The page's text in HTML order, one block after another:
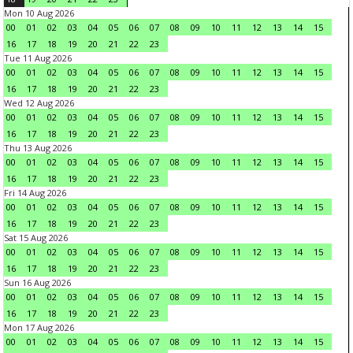
Mon 10 Aug 2026
00
01 02 03 04 05 06 07 08 09 10 11 12 13 14
15
16
17 18 19 20 21 22
23
Tue 11 Aug 2026
00
01 02 03 04 05 06 07 08 09 10 11 12 13 14
15
16
17 18 19 20 21 22
23
Wed 12 Aug 2026
00
01 02 03 04 05 06 07 08 09 10 11 12 13 14
15
16
17 18 19 20 21 22
23
Thu 13 Aug 2026
00
01 02 03 04 05 06 07 08 09 10 11 12 13 14
15
16
17 18 19 20 21 22
23
Fri 14 Aug 2026
00
01 02 03 04 05 06 07 08 09 10 11 12 13 14
15
16
17 18 19 20 21 22
23
Sat 15 Aug 2026
00
01 02 03 04 05 06 07 08 09 10 11 12 13 14
15
16
17 18 19 20 21 22
23
Sun 16 Aug 2026
00
01 02 03 04 05 06 07 08 09 10 11 12 13 14
15
16
17 18 19 20 21 22
23
Mon 17 Aug 2026
00
01 02 03 04 05 06 07 08 09 10 11 12 13 14
15